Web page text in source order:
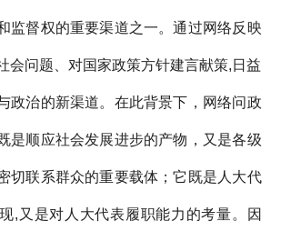
监督权的重要渠道之一。通过网络反映
会问题、对国家政策方针建言献策,日益
政治的新渠道。在此背景下，网络问政
是顺应社会发展进步的产物，又是各级
切联系群众的重要载体；它既是人大代
,又是对人大代表履职能力的考量。因